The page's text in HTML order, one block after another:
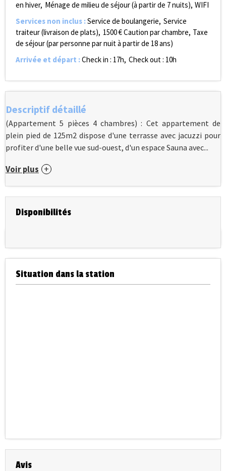
en hiver Ménage de milieu de séjour (à partir de 7 nuits) WIFI
Services non inclus :Service de boulangerie Service
traiteur (livraison de plats) 1500€ Caution par chambre Taxe
de séjour (par personne par nuit à partir de 18 ans)
Arrivée et départ :Check in : 17h Check out : 10h
Descriptif détaillé
(Appartement 5 pièces 4 chambres) : Cet appartement de
plein pied de 125m2 dispose d'une terrasse avec jacuzzi pour
profiter d'une belle vue sud-ouest, d'un espace Sauna avec...
Voir plus
Disponibilités
Situation dans la station
Avis